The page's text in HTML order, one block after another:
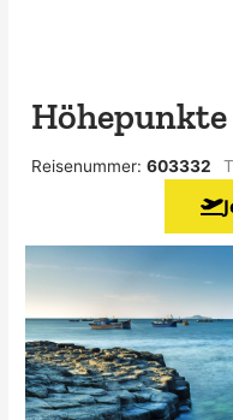
Reisenummer:603332